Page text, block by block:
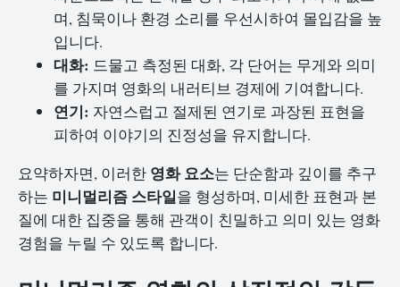
며, 침묵이나 환경 소리를 우선시하여 몰입감을 높
입니다.
대화: 드물고 측정된 대화, 각 단어는 무게와 의미
를 가지며 영화의 내러티브 경제에 기여합니다.
연기: 자연스럽고 절제된 연기로 과장된 표현을
피하여 이야기의 진정성을 유지합니다.
요약하자면, 이러한 영화 요소는 단순함과 깊이를 추구
하는 미니멀리즘 스타일을 형성하며, 미세한 표현과 본
질에 대한 집중을 통해 관객이 친밀하고 의미 있는 영화
경험을 누릴 수 있도록 합니다.